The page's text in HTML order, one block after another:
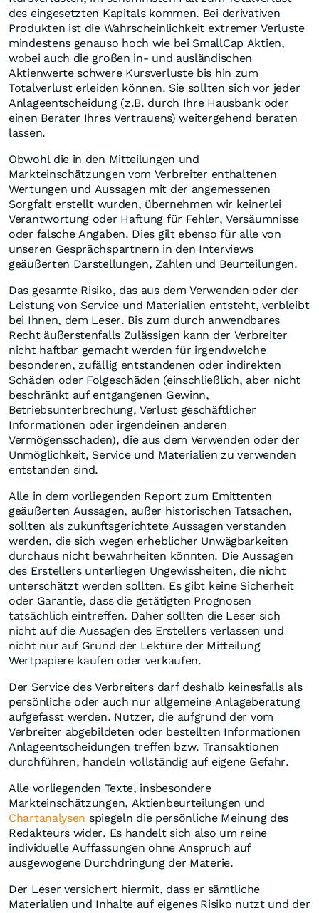
des eingesetzten Kapitals kommen. Bei derivativen
Produkten ist die Wahrscheinlichkeit extremer Verluste
mindestens genauso hoch wie bei SmallCap Aktien,
wobei auch die großen in- und ausländischen
Aktienwerte schwere Kursverluste bis hin zum
Totalverlust erleiden können. Sie sollten sich vor jeder
Anlageentscheidung (z.B. durch Ihre Hausbank oder
einen Berater Ihres Vertrauens) weitergehend beraten
lassen.
Obwohl die in den Mitteilungen und
Markteinschätzungen vom Verbreiter enthaltenen
Wertungen und Aussagen mit der angemessenen
Sorgfalt erstellt wurden, übernehmen wir keinerlei
Verantwortung oder Haftung für Fehler, Versäumnisse
oder falsche Angaben. Dies gilt ebenso für alle von
unseren Gesprächspartnern in den Interviews
geäußerten Darstellungen, Zahlen und Beurteilungen.
Das gesamte Risiko, das aus dem Verwenden oder der
Leistung von Service und Materialien entsteht, verbleibt
bei Ihnen, dem Leser. Bis zum durch anwendbares
Recht äußerstenfalls Zulässigen kann der Verbreiter
nicht haftbar gemacht werden für irgendwelche
besonderen, zufällig entstandenen oder indirekten
Schäden oder Folgeschäden (einschließlich, aber nicht
beschränkt auf entgangenen Gewinn,
Betriebsunterbrechung, Verlust geschäftlicher
Informationen oder irgendeinen anderen
Vermögensschaden), die aus dem Verwenden oder der
Unmöglichkeit, Service und Materialien zu verwenden
entstanden sind.
Alle in dem vorliegenden Report zum Emittenten
geäußerten Aussagen, außer historischen Tatsachen,
sollten als zukunftsgerichtete Aussagen verstanden
werden, die sich wegen erheblicher Unwägbarkeiten
durchaus nicht bewahrheiten könnten. Die Aussagen
des Erstellers unterliegen Ungewissheiten, die nicht
unterschätzt werden sollten. Es gibt keine Sicherheit
oder Garantie, dass die getätigten Prognosen
tatsächlich eintreffen. Daher sollten die Leser sich
nicht auf die Aussagen des Erstellers verlassen und
nicht nur auf Grund der Lektüre der Mitteilung
Wertpapiere kaufen oder verkaufen.
Der Service des Verbreiters darf deshalb keinesfalls als
persönliche oder auch nur allgemeine Anlageberatung
aufgefasst werden. Nutzer, die aufgrund der vom
Verbreiter abgebildeten oder bestellten Informationen
Anlageentscheidungen treffen bzw. Transaktionen
durchführen, handeln vollständig auf eigene Gefahr.
Alle vorliegenden Texte, insbesondere
Markteinschätzungen, Aktienbeurteilungen und
Chartanalysen spiegeln die persönliche Meinung des
Redakteurs wider. Es handelt sich also um reine
individuelle Auffassungen ohne Anspruch auf
ausgewogene Durchdringung der Materie.
Der Leser versichert hiermit, dass er sämtliche
Materialien und Inhalte auf eigenes Risiko nutzt und der